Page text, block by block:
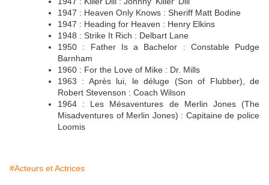
1947 : Heaven Only Knows : Sheriff Matt Bodine
1947 : Heading for Heaven : Henry Elkins
1948 : Strike It Rich : Delbart Lane
1950 : Father Is a Bachelor : Constable Pudge
Barnham
1960 : For the Love of Mike : Dr. Mills
1963 : Après lui, le déluge (Son of Flubber), de
Robert Stevenson : Coach Wilson
1964 : Les Mésaventures de Merlin Jones (The
Misadventures of Merlin Jones) : Capitaine de police
Loomis
#Acteurs et Actrices